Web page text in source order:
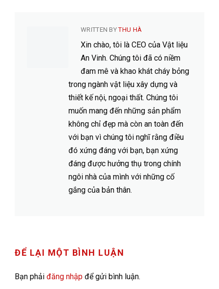
WRITTEN BYTHU HÀ
Xin chào, tôi là CEO của Vật liệu
An Vinh. Chúng tôi đã có niềm
đam mê và khao khát cháy bỏng
trong ngành vật liệu xây dựng và
thiết kế nội, ngoại thất. Chúng tôi
muốn mang đến những sản phẩm
không chỉ đẹp mà còn an toàn đến
với bạn vì chúng tôi nghĩ rằng điều
đó xứng đáng với bạn, bạn xứng
đáng được hưởng thụ trong chính
ngôi nhà của mình với những cố
gắng của bản thân.
ĐỂ LẠI MỘT BÌNH LUẬN
Bạn phải đăng nhập để gửi bình luận.